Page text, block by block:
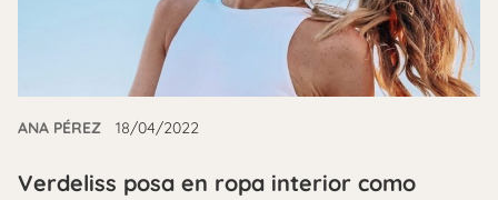
ANA PÉREZ 18/04/2022
Verdeliss posa en ropa interior como